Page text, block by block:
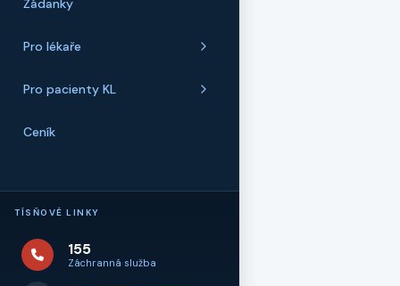
Žádanky
Pro lékaře
Pro pacienty KL
Ceník
TÍSŇOVÉ LINKY
155
Záchranná služba